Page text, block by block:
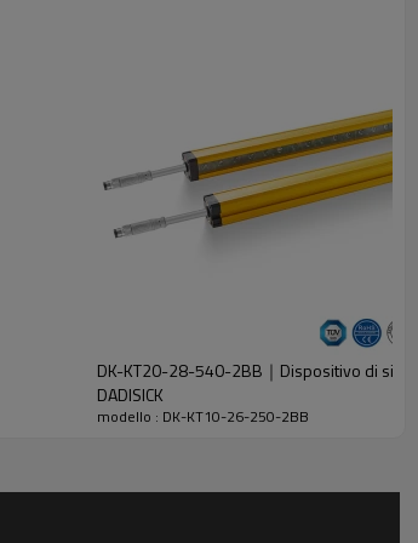
DK-KT20-28-540-2BB｜Dispositivo di
DADISICK
modello : DK-KT10-26-250-2BB